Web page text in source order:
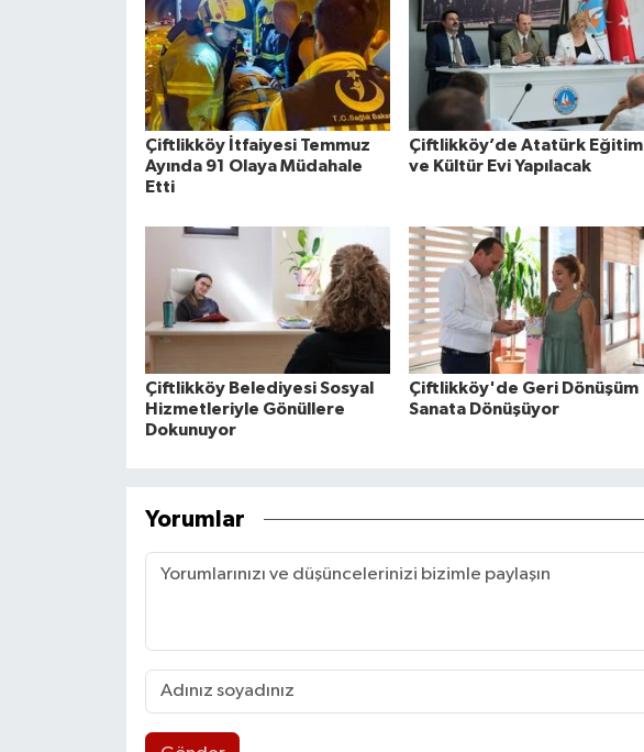
Çiftlikköy İtfaiyesi Temmuz
Ayında 91 Olaya Müdahale
Etti
Çiftlikköy’de Atatürk Eğitim
ve Kültür Evi Yapılacak
Çiftlikköy Belediyesi Sosyal
Hizmetleriyle Gönüllere
Dokunuyor
Çiftlikköy'de Geri Dönüşüm
Sanata Dönüşüyor
Yorumlar